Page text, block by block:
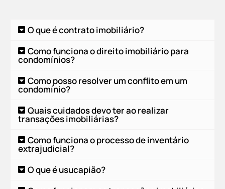
O que é contrato imobiliário?
Como funciona o direito imobiliário para
condomínios?
Como posso resolver um conflito em um
condomínio?
Quais cuidados devo ter ao realizar
transações imobiliárias?
Como funciona o processo de inventário
extrajudicial?
O que é usucapião?